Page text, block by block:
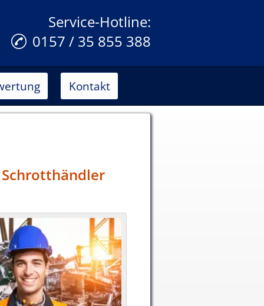
Service-Hotline:
0157 / 35 855 388
Kontakt